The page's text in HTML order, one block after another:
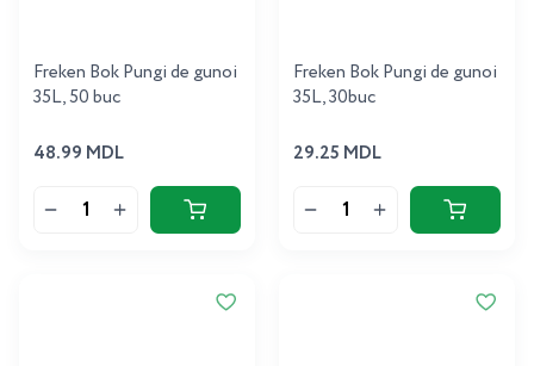
Freken Bok Pungi de gunoi
35L, 50 buc
48.99 MDL
Freken Bok Pungi de gunoi
35L, 30buc
29.25 MDL